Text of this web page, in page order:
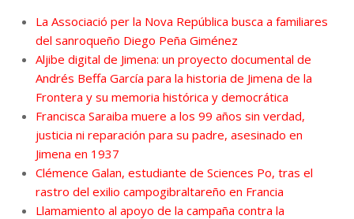
La Associació per la Nova República busca a familiares
del sanroqueño Diego Peña Giménez
Aljibe digital de Jimena: un proyecto documental de
Andrés Beffa García para la historia de Jimena de la
Frontera y su memoria histórica y democrática
Francisca Saraiba muere a los 99 años sin verdad,
justicia ni reparación para su padre, asesinado en
Jimena en 1937
Clémence Galan, estudiante de Sciences Po, tras el
rastro del exilio campogibraltareño en Francia
Llamamiento al apoyo de la campaña contra la